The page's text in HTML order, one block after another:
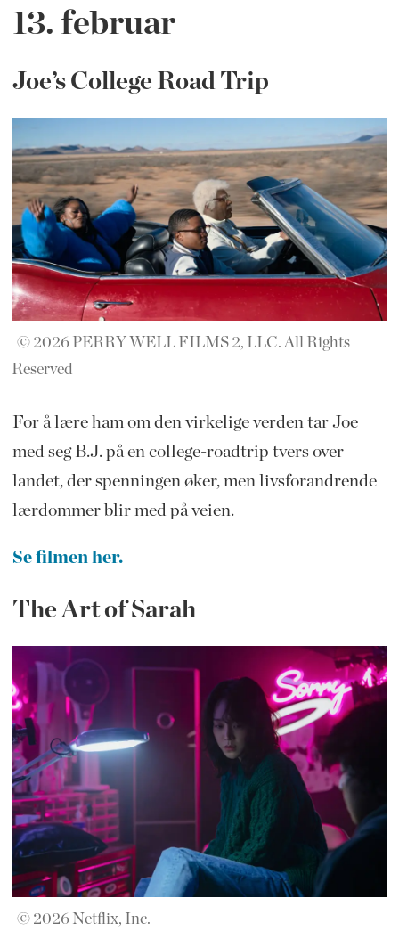
13. februar
Joe’s College Road Trip
© 2026 PERRY WELL FILMS 2, LLC. All Rights
Reserved
For å lære ham om den virkelige verden tar Joe
med seg B.J. på en college-roadtrip tvers over
landet, der spenningen øker, men livsforandrende
lærdommer blir med på veien.
Se filmen her.
The Art of Sarah
© 2026 Netflix, Inc.